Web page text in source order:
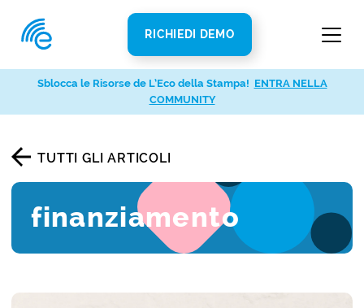
RICHIEDI DEMO
TUTTI GLI ARTICOLI
finanziamento
Sblocca le Risorse de L’Eco della Stampa! ENTRA NELLA
COMMUNITY